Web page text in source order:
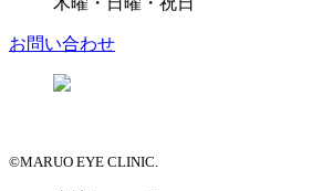
お問い合わせ
©MARUO EYE CLINIC.